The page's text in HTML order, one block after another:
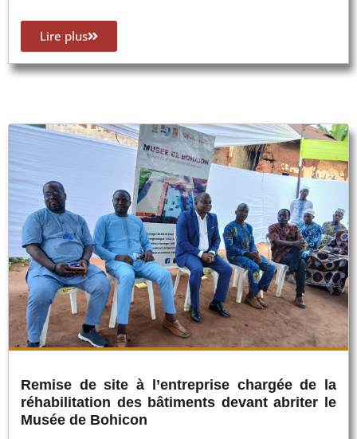
Lire plus
Remise de site à l’entreprise chargée de la
réhabilitation des bâtiments devant abriter le
Musée de Bohicon